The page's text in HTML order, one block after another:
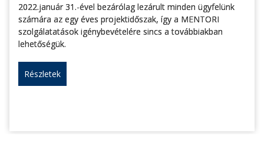
2022.január 31.-ével bezárólag lezárult minden ügyfelünk
számára az egy éves projektidőszak, így a MENTORI
szolgálatatások igénybevételére sincs a továbbiakban
lehetőségük.
Részletek